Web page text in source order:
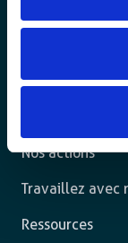
dans un État de
Nos actions
Travaillez avec
Ressources